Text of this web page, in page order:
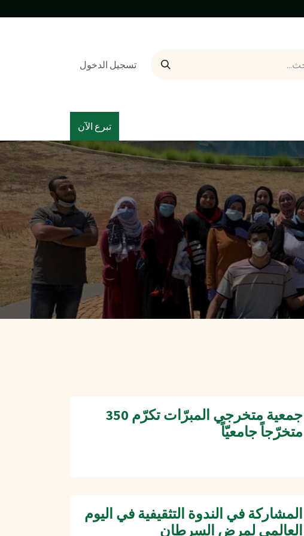
تسجيل الدخول
تبرع الآن
جمعية متخرجي المبرّات تكرّم 350
متخرّجاً جامعيّاً
المشاركة في الندوة التثقيفية في اليوم
العالمي لمرض السرطان